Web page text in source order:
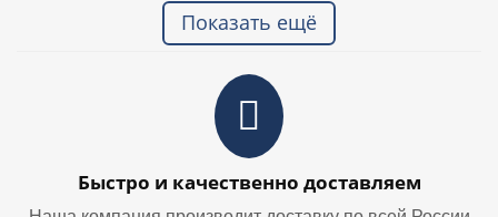
Показать ещё
Быстро и качественно доставляем